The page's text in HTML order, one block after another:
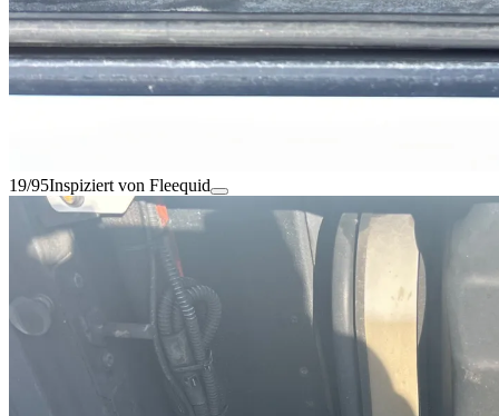
19/95Inspiziert von Fleequid